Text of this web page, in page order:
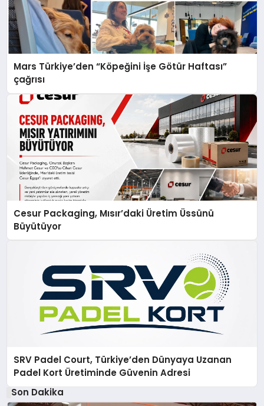
Mars Türkiye’den “Köpeğini İşe Götür Haftası”
çağrısı
Cesur Packaging, Mısır’daki Üretim Üssünü
Büyütüyor
SRV Padel Court, Türkiye’den Dünyaya Uzanan
Padel Kort Üretiminde Güvenin Adresi
Son Dakika